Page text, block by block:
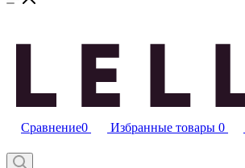
Сравнение0 Избранные товары 0